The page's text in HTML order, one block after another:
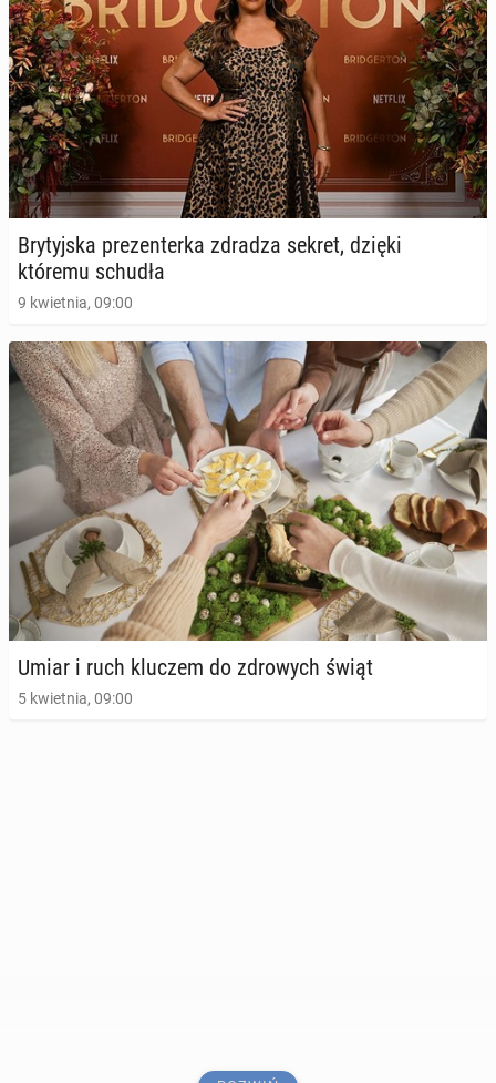
Bry­tyj­ska pre­zen­ter­ka zdradza sekret, dzięki
któremu schudła
9 kwietnia, 09:00
Umiar i ruch kluczem do zdro­wych świąt
5 kwietnia, 09:00